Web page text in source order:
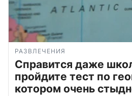
РАЗВЛЕЧЕНИЯ
Справится даже
пройдите тест по
котором очень